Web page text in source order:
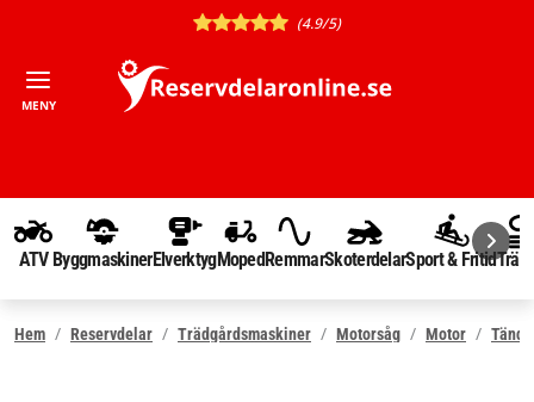
(4.9/5)
MENY
ATV ByggmaskinerElverktygMopedRemmarSkoterdelarSport & Fritid
Hem Reservdelar Trädgårdsmaskiner Motorsåg Motor